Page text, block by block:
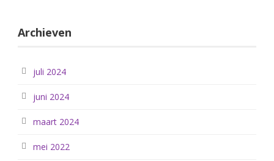
Archieven
juli 2024
juni 2024
maart 2024
mei 2022